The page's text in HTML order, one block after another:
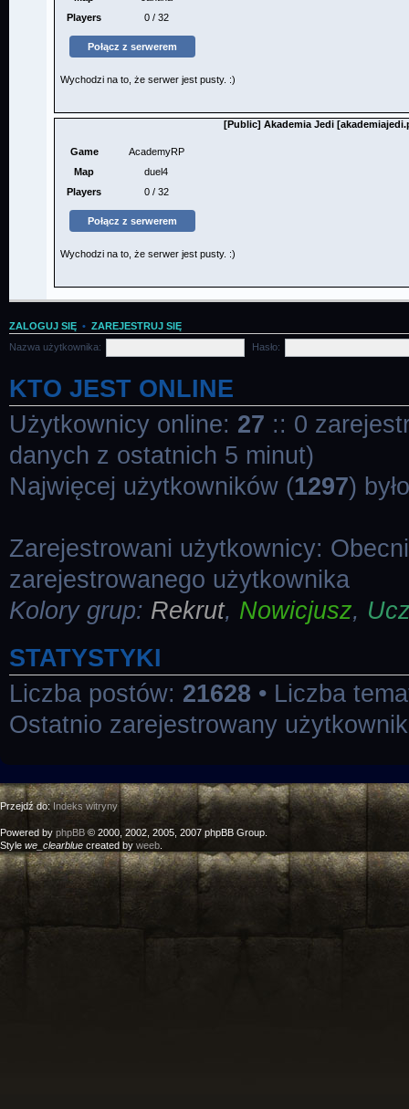
ZALOGUJ SIĘ • ZAREJESTRUJ SIĘ
Nazwa użytkownika:
Hasło:
KTO JEST ONLINE
Użytkownicy online: 27 :: 0
danych z ostatnich 5 minut)
Najwięcej użytkowników (1297)
Zarejestrowani użytkownicy:
zarejestrowanego użytkownika
Kolory grup: Rekrut, Nowicjusz,
STATYSTYKI
Liczba postów: 21628 • Liczba
Ostatnio zarejestrowany
Przejdź do:Indeks witryny
Powered by phpBB © 2000, 2002, 2005, 2007 phpBB Group.
Style we_clearblue created by weeb